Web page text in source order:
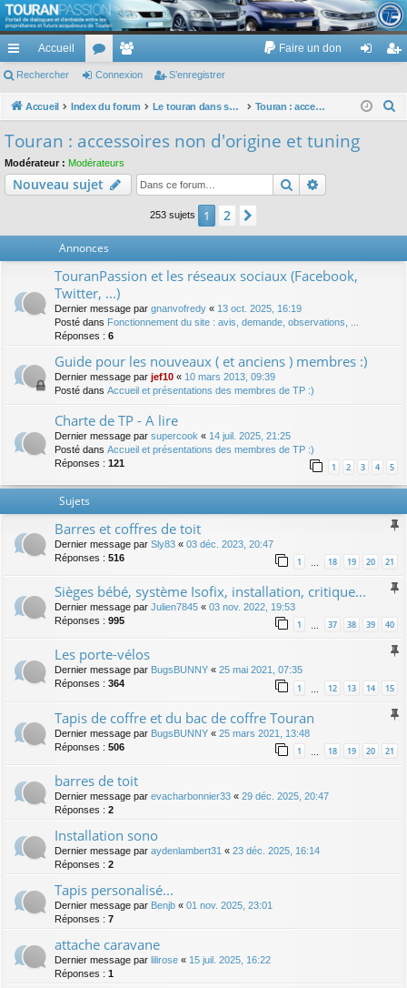
TouranPassion
Le forum des propriétaires ou futurs acquéreurs du Volkswagen Touran
cc
ès
pi
de
Accueil
or
u
e
m
Faire un don
ne nr
Rechercher Connexion S’enregistrer
Accueil Index du forum Le touran dans ses versions I (V1 V2 V3) et II ... Touran : accessoires non d'origine et tuning
Touran : accessoires non d'origine et tuning
Modérateur : Modérateurs
Nouveau sujet Rechercher
253 sujets 1 2
Annonces
TouranPassion et les réseaux sociaux (Facebook,
Twitter, ...)
Dernier message par gnanvofredy « 13 oct. 2025, 16:19
Posté dans Fonctionnement du site : avis, demande, observations, ...
Réponses : 6
Guide pour les nouveaux ( et anciens ) membres :)
Dernier message par jef10 « 10 mars 2013, 09:39
Posté dans Accueil et présentations des membres de TP :)
Charte de TP - A lire
Dernier message par supercook « 14 juil. 2025, 21:25
Posté dans Accueil et présentations des membres de TP :)
Réponses : 121 1 2 3 4 5
Sujets
Barres et coffres de toit
Dernier message par Sly83 « 03 déc. 2023, 20:47
Réponses : 516 1 … 18 19 20 21
Sièges bébé, système Isofix, installation, critique...
Dernier message par Julien7845 « 03 nov. 2022, 19:53
Réponses : 995 1 … 37 38 39 40
Les porte-vélos
Dernier message par BugsBUNNY « 25 mai 2021, 07:35
Réponses : 364 1 12 13 14 15
Tapis de coffre et du bac de coffre Touran
Dernier message par BugsBUNNY « 25 mars 2021, 13:48
Réponses : 506 1 18 19 20 21
barres de toit
Dernier message par evacharbonnier33 « 29 déc. 2025, 20:47
Réponses : 2
Installation sono
Dernier message par aydenlambert31 « 23 déc. 2025, 16:14
Réponses : 2
Tapis personalisé...
Dernier message par Benjb « 01 nov. 2025, 23:01
Réponses : 7
attache caravane
Dernier message par lilirose « 15 juil. 2025, 16:22
Réponses : 1